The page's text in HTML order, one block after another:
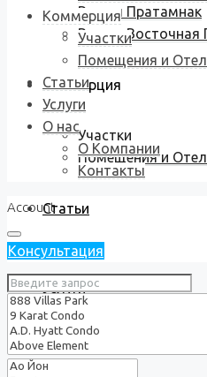
Виллы Пратамнак
Виллы Восточная
Коммерция
Участки
Помещения и
Статьи
Услуги
О нас
Коммерция
Участки
Помещения и
Статьи
Услуги
О нас
О Компании
Контакты
Account
Консультация